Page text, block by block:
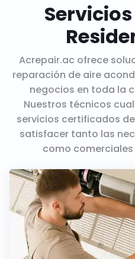
Acrepair.ac ofrece
reparación de aire
negocios en toda la
Nuestros técnicos
servicios certificados
satisfacer tanto las
como